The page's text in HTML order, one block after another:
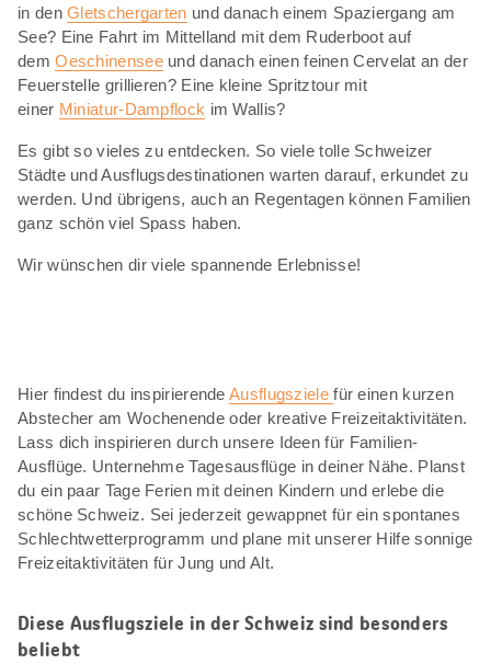
in denGletschergarten und danach einem Spaziergang am
See? Eine Fahrt im Mittelland mit dem Ruderboot auf
demOeschinenseeund danach einen feinen Cervelat an der
Feuerstelle grillieren? Eine kleine Spritztour mit
einer Miniatur-Dampflock im Wallis?
Es gibt so vieles zu entdecken. So viele tolle Schweizer
Städte und Ausflugsdestinationen warten darauf, erkundet zu
werden. Und übrigens, auch an Regentagen können Familien
ganz schön viel Spass haben.
Wir wünschen dir viele spannende Erlebnisse!
Hier findest du inspirierendeAusflugszielefür einen kurzen
Abstecher am Wochenende oder kreative Freizeitaktivitäten.
Lass dich inspirieren durch unsere Ideen für Familien-
Ausflüge. Unternehme Tagesausflüge in deiner Nähe. Planst
du ein paar Tage Ferien mit deinen Kindern und erlebe die
schöne Schweiz. Sei jederzeit gewappnet für ein spontanes
Schlechtwetterprogramm und plane mit unserer Hilfe sonnige
Freizeitaktivitäten für Jung und Alt.
Diese Ausflugsziele in der Schweiz sind besonders
beliebt